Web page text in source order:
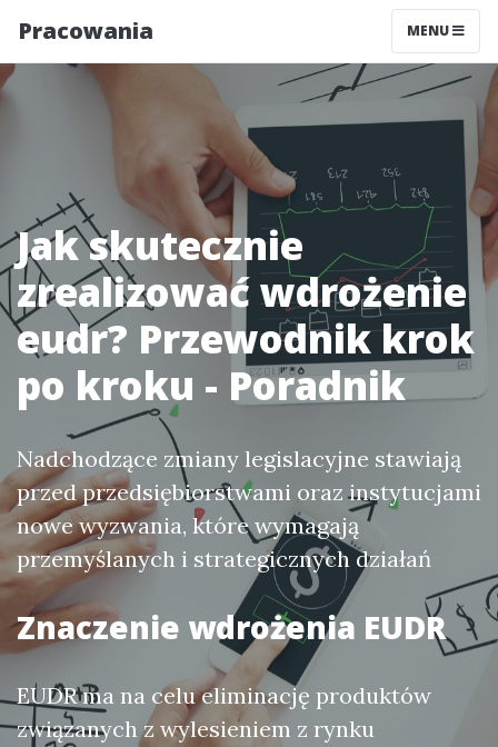
Pracowania MENU
Jak skutecznie
zrealizować wdrożenie
eudr? Przewodnik krok
po kroku - Poradnik
Nadchodzące zmiany legislacyjne stawiają
przed przedsiębiorstwami oraz instytucjami
nowe wyzwania, które wymagają
przemyślanych i strategicznych działań
Znaczenie wdrożenia EUDR
EUDR ma na celu eliminację produktów
związanych z wylesieniem z rynku